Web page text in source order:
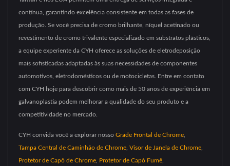
contínua, garantindo excelência consistente em todas as fases de
produção. Se você precisa de cromo brilhante, níquel acetinado ou
revestimento de cromo trivalente especializado em substratos plásticos,
a equipe experiente da CYH oferece as soluções de eletrodeposição
mais sofisticadas adaptadas às suas necessidades de componentes
automotivos, eletrodomésticos ou de motocicletas. Entre em contato
com CYH hoje para descobrir como mais de 50 anos de experiência em
galvanoplastia podem melhorar a qualidade do seu produto e a
competitividade no mercado.
CYH convida você a explorar nosso Grade Frontal de Chrome
Tampa Central de Caminhão de Chrome Visor de Janela de Chrome
Protetor de Capô de Chrome Protetor de Capô Fumê